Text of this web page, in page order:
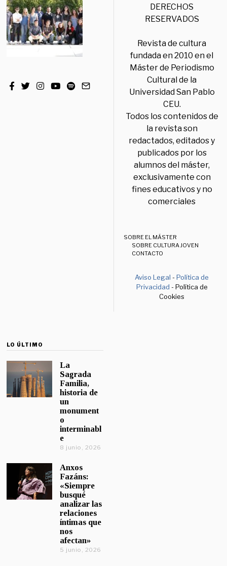
DERECHOS
RESERVADOS
Revista de cultura
fundada en 2010 en el
Máster de Periodismo
Cultural de la
Universidad San Pablo
CEU.
Todos los contenidos de
la revista son
redactados, editados y
publicados por los
alumnos del máster,
exclusivamente con
fines educativos y no
comerciales
SOBRE EL MÁSTER
SOBRE CULTURA JOVEN
CONTACTO
Aviso Legal -Política de
Privacidad - Política de
Cookies
LO ÚLTIMO
La
Sagrada
Familia,
historia de
un
monument
o
interminabl
e
8 junio, 2026
Anxos
Fazáns:
«Siempre
busqué
analizar las
relaciones
íntimas que
nos
afectan»
5 junio, 2026